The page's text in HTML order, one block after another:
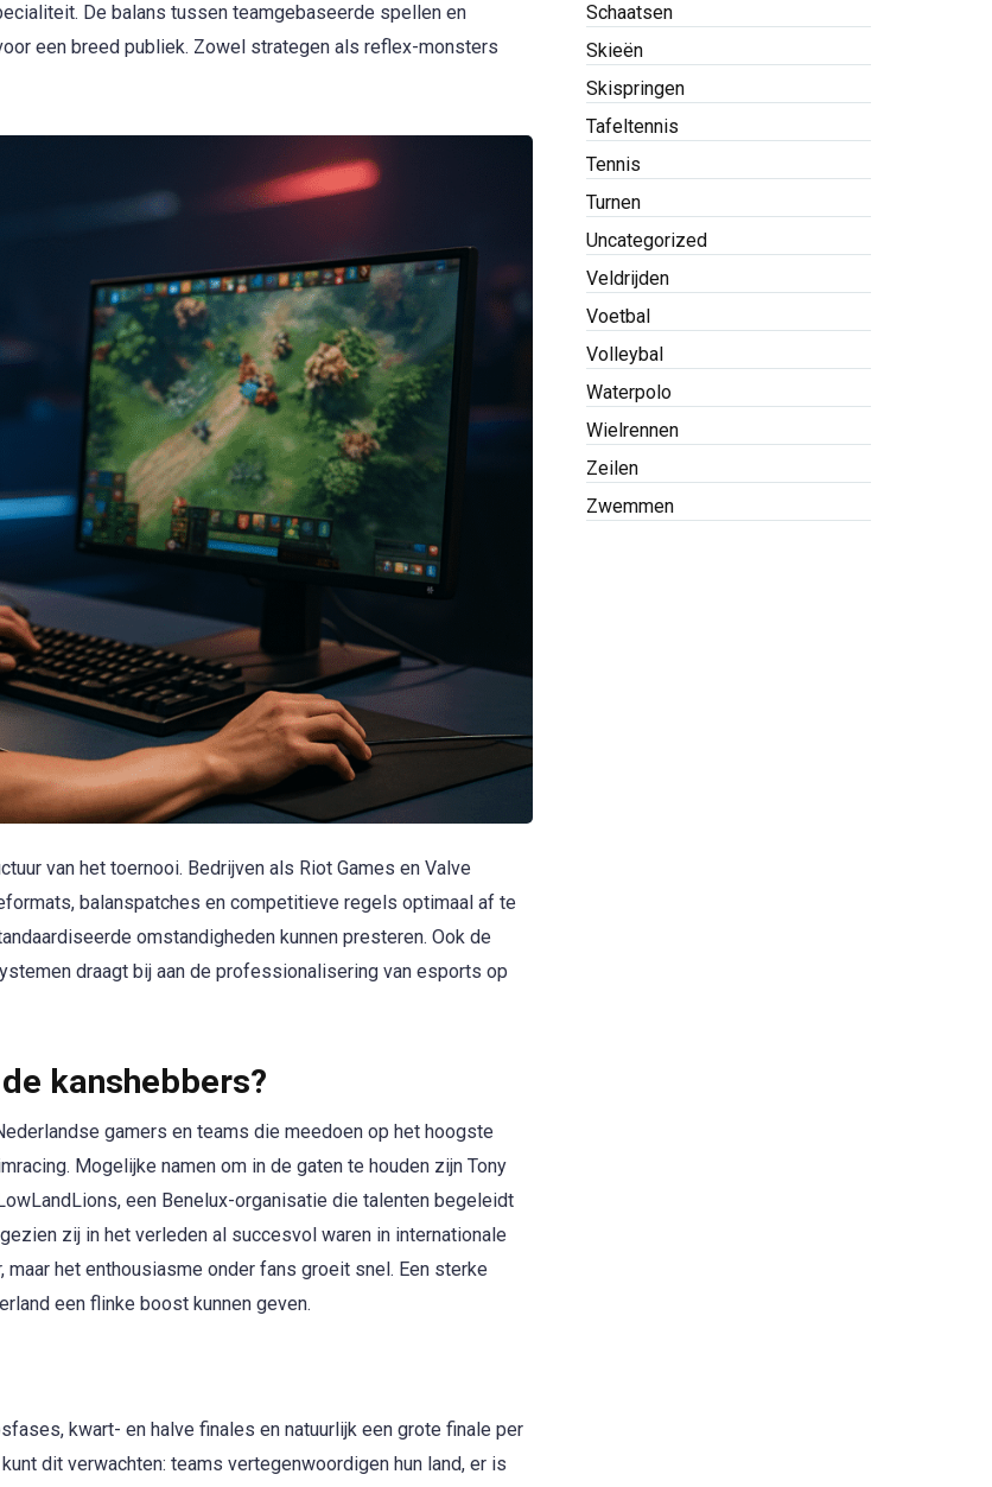
De balans tussen teamgebaseerde spellen en
een breed publiek. Zowel strategen als reflex-monsters
van het toernooi. Bedrijven als Riot Games en Valve
balanspatches en competitieve regels optimaal af te
omstandigheden kunnen presteren. Ook de
draagt bij aan de professionalisering van esports op
kanshebbers?
gamers en teams die meedoen op het hoogste
Mogelijke namen om in de gaten te houden zijn Tony
een Benelux-organisatie die talenten begeleidt
zij in het verleden al succesvol waren in internationale
het enthousiasme onder fans groeit snel. Een sterke
een flinke boost kunnen geven.
kwart- en halve finales en natuurlijk een grote finale per
dit verwachten: teams vertegenwoordigen hun land, er is
Schaatsen
Skieën
Skispringen
Tafeltennis
Tennis
Turnen
Uncategorized
Veldrijden
Voetbal
Volleybal
Waterpolo
Wielrennen
Zeilen
Zwemmen